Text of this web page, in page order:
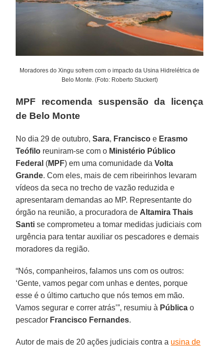
Moradores do Xingu sofrem com o impacto da Usina Hidrelétrica de
Belo Monte. (Foto: Roberto Stuckert)
MPF recomenda suspensão da licença
de Belo Monte
No dia 29 de outubro,Sara, Francisco e Erasmo
Teófilo reuniram-se com o Ministério Público
Federal (MPF) em uma comunidade daVolta
Grande. Com eles, mais de cem ribeirinhos levaram
vídeos da seca no trecho de vazão reduzida e
apresentaram demandas ao MP. Representante do
órgão na reunião, a procuradora de Altamira Thais
Santi se comprometeu a tomar medidas judiciais com
urgência para tentar auxiliar os pescadores e demais
moradores da região.
“Nós, companheiros, falamos uns com os outros:
‘Gente, vamos pegar com unhas e dentes, porque
esse é o último cartucho que nós temos em mão.
Vamos segurar e correr atrás’”, resumiu à Pública o
pescador Francisco Fernandes.
Autor de mais de 20 ações judiciais contra a usina de